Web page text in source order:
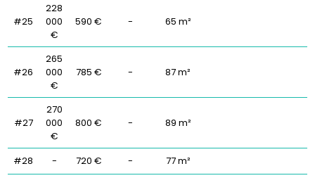
#25
228
000
€
590 € - 65 m²
#26
265
000
€
785 € - 87 m²
#27
270
000
€
800 € - 89 m²
#28 - 720 € - 77 m²